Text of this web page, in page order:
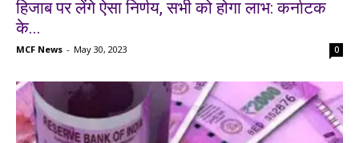
हिजाब पर लेंगे ऐसा निर्णय, सभी को होगा लाभ: कर्नाटक
के...
MCF News - May 30, 2023 0